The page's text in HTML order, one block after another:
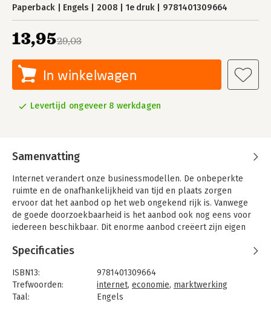
Paperback Engels 2008 1e druk 9781401309664
29,03
13,95
In winkelwagen
Levertijd ongeveer 8 werkdagen
Samenvatting
Internet verandert onze businessmodellen. De onbeperkte
ruimte en de onafhankelijkheid van tijd en plaats zorgen
ervoor dat het aanbod op het web ongekend rijk is. Vanwege
de goede doorzoekbaarheid is het aanbod ook nog eens voor
iedereen beschikbaar. Dit enorme aanbod creëert zijn eigen
bestonden al, maar met de komst van internet zijn de kosten
economische kracht.
Waar bijvoorbeeld in een traditionele boekhandel met 50.000
Specificaties
ISBN13:
9781401309664
Trefwoorden:
internet, economie, marktwerking
Taal:
Engels